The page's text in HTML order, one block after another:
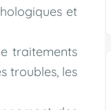
et
traitements
troubles, les